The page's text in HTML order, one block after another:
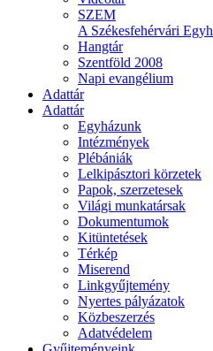
SZEM
A Székesfehérvári
Hangtár
Szentföld 2008
Napi evangélium
Adattár
Adattár
Egyházunk
Intézmények
Plébániák
Lelkipásztori körzetek
Papok, szerzetesek
Világi munkatársak
Dokumentumok
Kitüntetések
Térkép
Miserend
Linkgyűjtemény
Nyertes pályázatok
Közbeszerzés
Adatvédelem